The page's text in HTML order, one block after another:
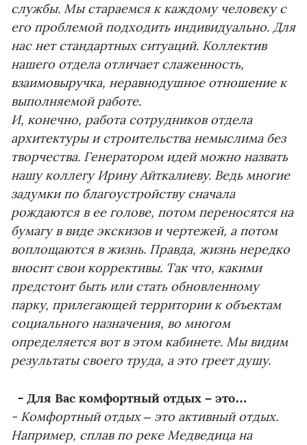
службы. Мы стараемся к каждому человеку с
его проблемой подходить индивидуально. Для
нас нет стандартных ситуаций. Коллектив
нашего отдела отличает слаженность,
взаимовыручка, неравнодушное отношение к
выполняемой работе.
И, конечно, работа сотрудников отдела
архитектуры и строительства немыслима без
творчества. Генератором идей можно назвать
нашу коллегу Ирину Айткалиеву. Ведь многие
задумки по благоустройству сначала
рождаются в ее голове, потом переносятся на
бумагу в виде экскизов и чертежей, а потом
воплощаются в жизнь. Правда, жизнь нередко
вносит свои коррективы. Так что, какими
предстоит быть или стать обновленному
парку, прилегающей территории к объектам
социального назначения, во многом
определяется вот в этом кабинете. Мы видим
результаты своего труда, а это греет душу.
- Для Вас комфортный отдых – это…
- Комфортный отдых – это активный отдых.
Например, сплав по реке Медведица на